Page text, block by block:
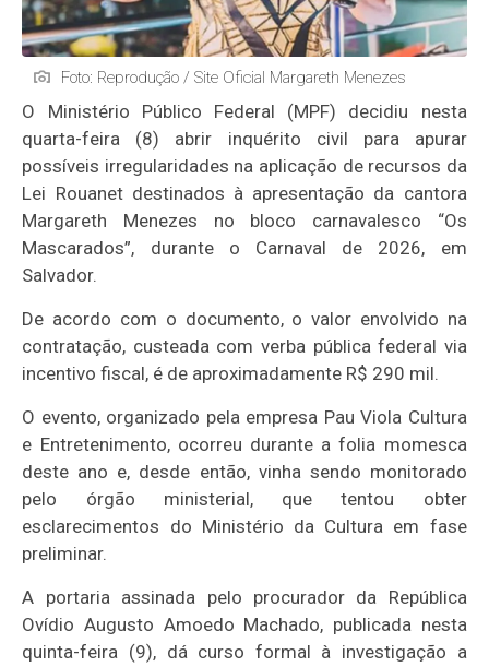
Foto: Reprodução / Site Oficial Margareth Menezes
O Ministério Público Federal (MPF) decidiu nesta
quarta-feira (8) abrir inquérito civil para apurar
possíveis irregularidades na aplicação de recursos da
Lei Rouanet destinados à apresentação da cantora
Margareth Menezes no bloco carnavalesco “Os
Mascarados”, durante o Carnaval de 2026, em
Salvador.
De acordo com o documento, o valor envolvido na
contratação, custeada com verba pública federal via
incentivo fiscal, é de aproximadamente R$ 290 mil.
O evento, organizado pela empresa Pau Viola Cultura
e Entretenimento, ocorreu durante a folia momesca
deste ano e, desde então, vinha sendo monitorado
pelo órgão ministerial, que tentou obter
esclarecimentos do Ministério da Cultura em fase
preliminar.
A portaria assinada pelo procurador da República
Ovídio Augusto Amoedo Machado, publicada nesta
quinta-feira (9), dá curso formal à investigação a